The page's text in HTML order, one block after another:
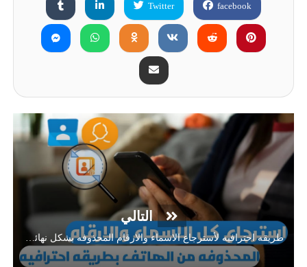
facebook
Twitter
التالي
طريقه احترافيه لأسترجاع الاسماء والارقام المحذوفه بشكل نهائي مضمون 100% - جرب الان